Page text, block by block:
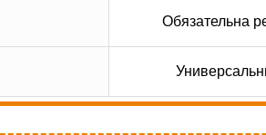
Обязательна